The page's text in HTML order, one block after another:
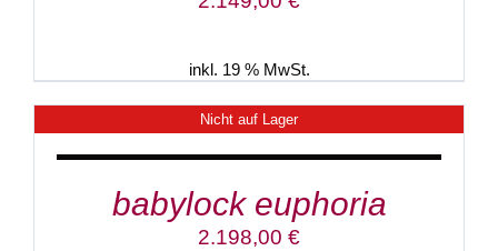
inkl. 19 % MwSt.
Nicht auf Lager
DETAILS
babylock euphoria
2.198,00 €